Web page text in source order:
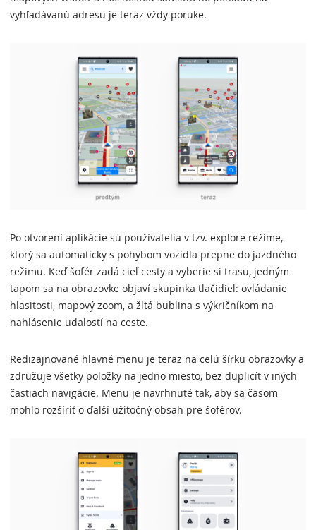
vyhľadávanú adresu je teraz vždy poruke.
Po otvorení aplikácie sú používatelia v tzv. explore režime,
ktorý sa automaticky s pohybom vozidla prepne do jazdného
režimu. Keď šofér zadá cieľ cesty a vyberie si trasu, jedným
tapom sa na obrazovke objaví skupinka tlačidiel: ovládanie
hlasitosti, mapový zoom, a žltá bublina s výkričníkom na
nahlásenie udalostí na ceste.
Redizajnované hlavné menu je teraz na celú šírku obrazovky a
združuje všetky položky na jedno miesto, bez duplicít v iných
častiach navigácie. Menu je navrhnuté tak, aby sa časom
mohlo rozšíriť o ďalší užitočný obsah pre šoférov.